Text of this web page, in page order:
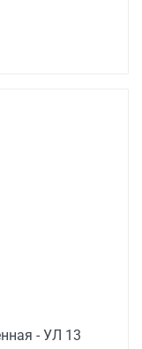
- УЛ 13